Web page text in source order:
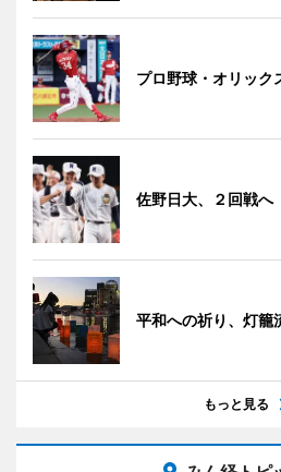
プロ野球・オリッ
佐野日大、２回戦
平和への祈り、灯籠
もっと見る